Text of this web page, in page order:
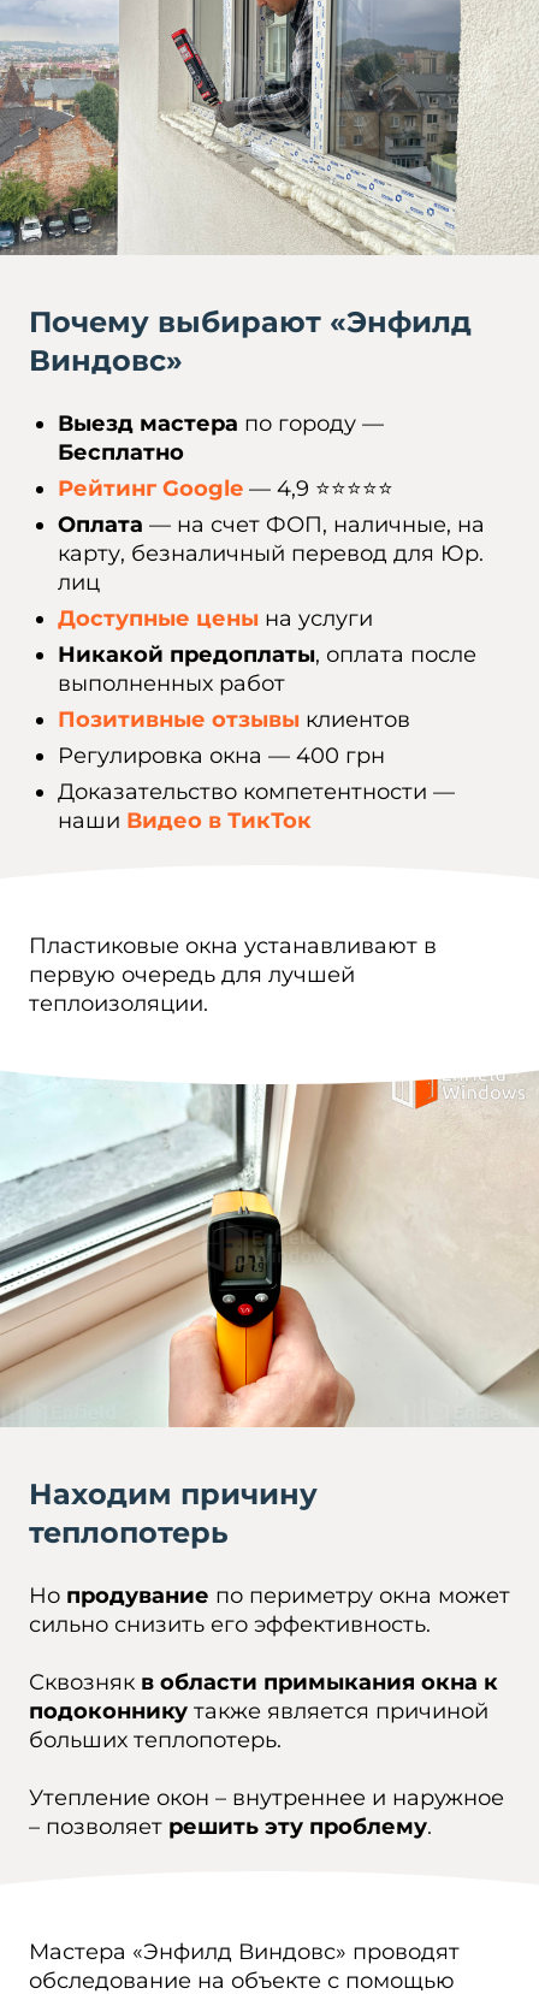
Почему выбирают «Энфилд
Виндовс»
Выезд мастера по городу —
Бесплатно
Рейтинг Google — 4,9 ⭐️⭐️⭐️⭐️⭐️
Оплата — на счет ФОП, наличные, на
карту, безналичный перевод для Юр.
лиц
Доступные цены на услуги
Никакой предоплаты, оплата после
выполненных работ
Позитивные отзывы клиентов
Регулировка окна — 400 грн
Доказательство компетентности —
наши Видео в ТикТок
Пластиковые окна устанавливают в
первую очередь для лучшей
теплоизоляции.
Находим причину
теплопотерь
Но продувание по периметру окна может
сильно снизить его эффективность.
Сквозняк в области примыкания окна к
подоконнику также является причиной
больших теплопотерь.
Утепление окон – внутреннее и наружное
– позволяет решить эту проблему.
Мастера «Энфилд Виндовс» проводят
обследование на объекте с помощью